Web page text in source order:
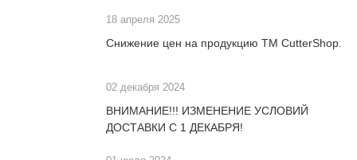
18 апреля 2025
Снижение цен на продукцию ТМ CutterShop.
02 декабря 2024
ВНИМАНИЕ!!! ИЗМЕНЕНИЕ УСЛОВИЙ
ДОСТАВКИ С 1 ДЕКАБРЯ!